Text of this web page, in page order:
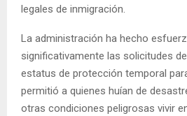
legales de inmigración.
La administración ha hecho
significativamente las solicitudes
estatus de protección temporal
permitió a quienes huían de
otras condiciones peligrosas vivir